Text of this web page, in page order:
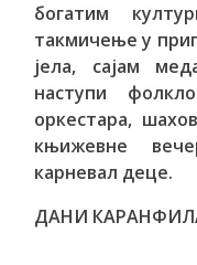
богатим
такмичење у
јела, сајам
наступи
оркестара,
књижевне
карневал деце.
ДАНИ